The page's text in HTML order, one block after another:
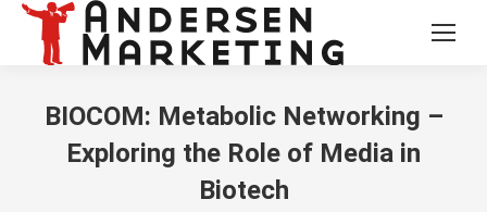
BIOCOM: Metabolic Networking –
Exploring the Role of Media in
Biotech